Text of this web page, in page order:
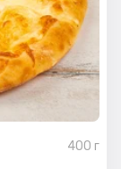
400 г